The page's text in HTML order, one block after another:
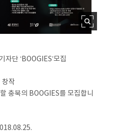
단 ‘BOOGIES’모집
창작
충북의 BOOGIES를 모집합니